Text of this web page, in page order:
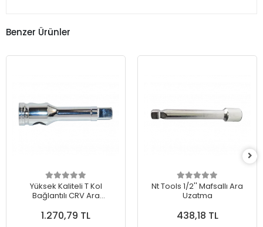
Benzer Ürünler
Yüksek Kaliteli T Kol
Bağlantılı CRV Ara
1.270,79 TL
Nt Tools 1/2'' Mafsallı Ara
Uzatma
438,18 TL